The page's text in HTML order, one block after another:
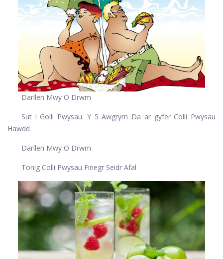
Darllen Mwy O Drwm
Sut i Golli Pwysau: Y 5 Awgrym Da ar gyfer Colli Pwysau
Hawdd
Darllen Mwy O Drwm
Tonig Colli Pwysau Finegr Seidr Afal